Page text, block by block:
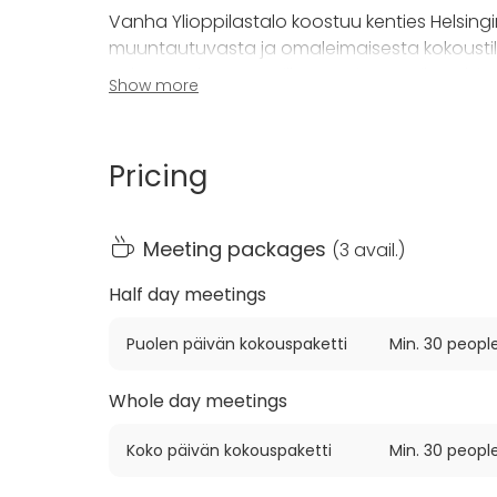
Vanha Ylioppilastalo koostuu kenties
muuntautuvasta ja omaleimaisesta
Kokousta, lounasta, illasta tai messuile
paikka tapahtumallesi!
Ainutlaatuisesti sisustettua Galleriaa koristaa
Galleria mahdollistaa monipuolisten
illallisten, unohtumattomien juhlien sekä
hengelle! Tilasta löytyvä kuva- ja
myyntitakuulla, jonka täyttyessä erillistä
käytössä erilliset kokouspaketit – kysy lisää!
Show more
Pricing
Meeting packages (3 avail.)
Half day meetings
Puolen päivän kokouspaketti Min. 30
Whole day meetings
Koko päivän kokouspaketti Min. 30